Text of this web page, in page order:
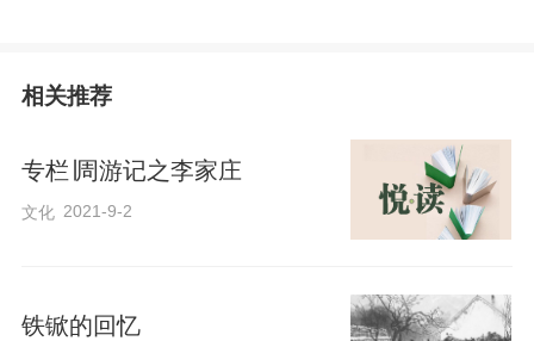
相关推荐
专栏∣周游记之李家庄
文化 2021-9-2
铁锨的回忆